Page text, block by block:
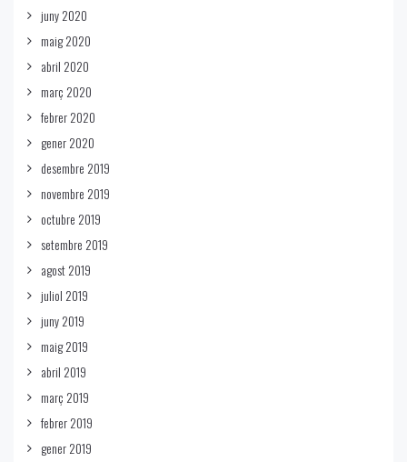
juny 2020
maig 2020
abril 2020
març 2020
febrer 2020
gener 2020
desembre 2019
novembre 2019
octubre 2019
setembre 2019
agost 2019
juliol 2019
juny 2019
maig 2019
abril 2019
març 2019
febrer 2019
gener 2019